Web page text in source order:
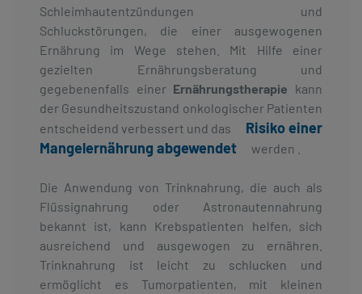
Schleimhautentzündungen und
Schluckstörungen, die einer ausgewogenen
Ernährung im Wege stehen. Mit Hilfe einer
gezielten Ernährungsberatung und
gegebenenfalls einer Ernährungstherapie kann
der Gesundheitszustand onkologischer Patienten
entscheidend verbessert und das
Risiko einer
Mangelernährung abgewendet
werden .
Die Anwendung von Trinknahrung, die auch als
Flüssignahrung oder Astronautennahrung
bekannt ist, kann Krebspatienten helfen, sich
ausreichend und ausgewogen zu ernähren.
Trinknahrung ist leicht zu schlucken und
ermöglicht es Tumorpatienten, mit kleinen